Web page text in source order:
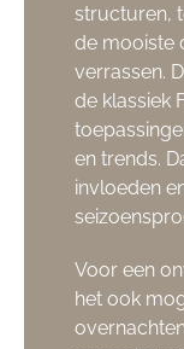
structuren,
de mooiste
verrassen.
de klassiek
en trends.
invloeden
Voor een
het ook